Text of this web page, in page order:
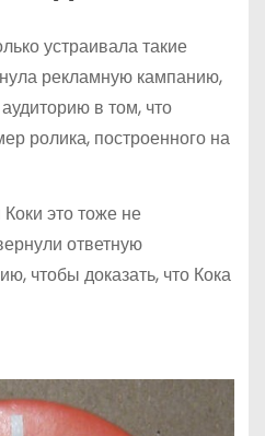
устраивала такие
рекламную кампанию,
в том, что
ролика, построенного на
это тоже не
ответную
чтобы доказать, что Кока